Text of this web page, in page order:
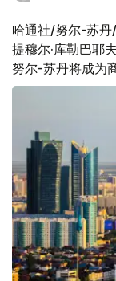
哈通社/努尔-苏
提穆尔·库勒巴耶
努尔-苏丹将成为